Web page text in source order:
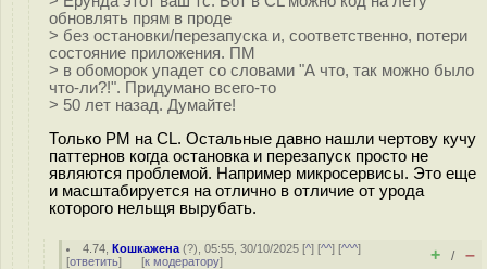
обновлять прям в проде
> без остановки/перезапуска и, соответственно, потери
состояние приложения. ПМ
> в обоморок упадет со словами "А что, так можно было
что-ли?!". Придумано всего-то
> 50 лет назад. Думайте!
Только PM на CL. Остальные давно нашли чертову кучу
паттернов когда остановка и перезапуск просто не
являются проблемой. Например микросервисы. Это еще
и масштабируется на отлично в отличие от урода
которого нельщя вырубать.
4.74 ,Кошкажена (?), 05:55, 30/10/2025 [^] [^^] [^^^]
[ответить] [к модератору] + / –